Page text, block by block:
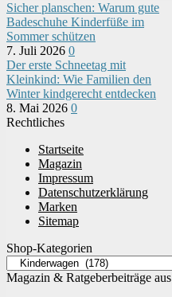
Sicher planschen: Warum gute
Badeschuhe Kinderfüße im
Sommer schützen
7. Juli 2026 0
Der erste Schneetag mit
Kleinkind: Wie Familien den
Winter kindgerecht entdecken
8. Mai 2026 0
Rechtliches
Startseite
Magazin
Impressum
Datenschutzerklärung
Marken
Sitemap
Shop-Kategorien
Magazin & Ratgeberbeiträge aus